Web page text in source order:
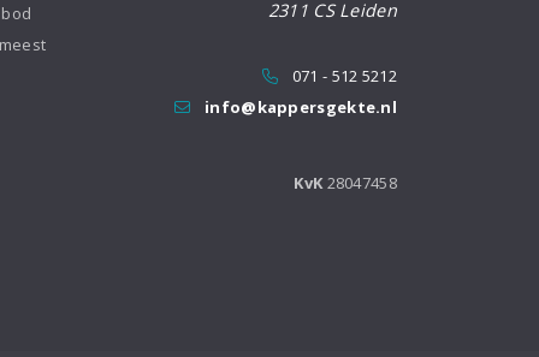
2311 CS Leiden
071 - 512 5212
info@kappersgekte.nl
KvK 28047458